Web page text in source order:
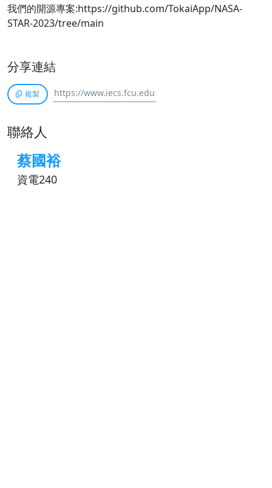
我們的開源專案:https://github.com/TokaiApp/NASA-
STAR-2023/tree/main
分享連結
複製
聯絡人
蔡國裕
資電240